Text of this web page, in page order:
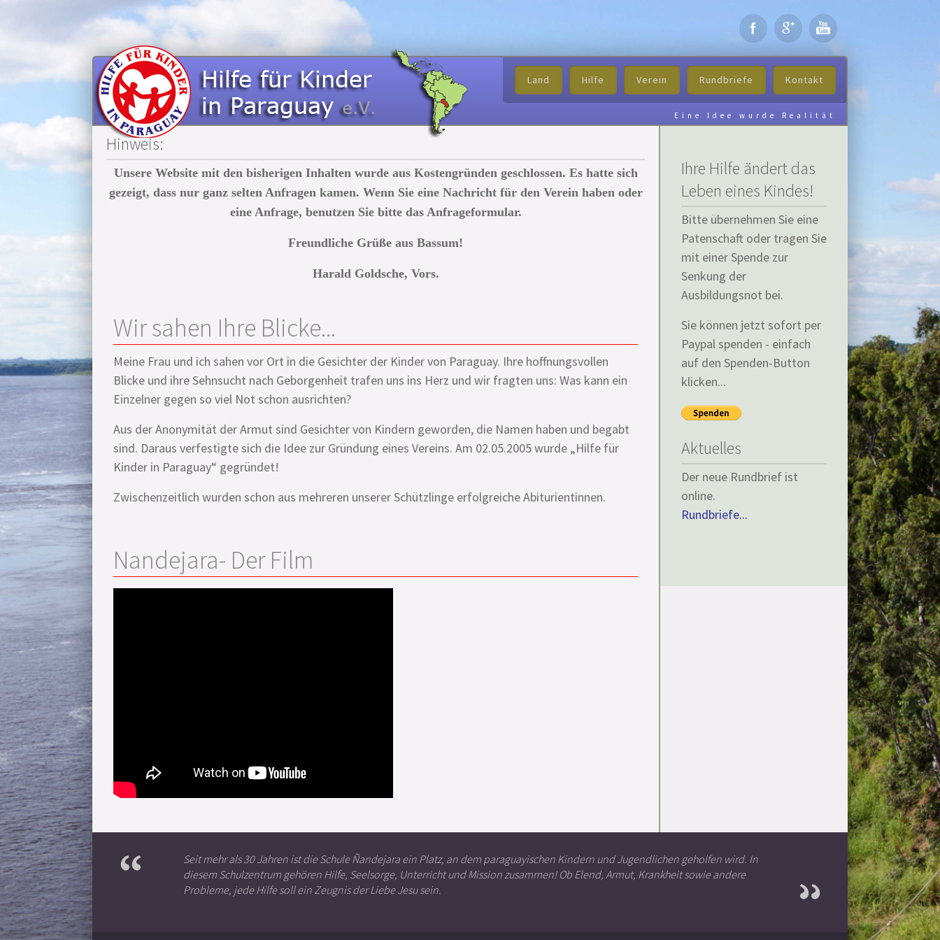
Land Hilfe Verein Rundbriefe Kontakt
Eine Idee wurde Realität
Ihre Hilfe ändert das
Leben eines Kindes!
Bitte übernehmen Sie eine
Patenschaft oder tragen Sie
mit einer Spende zur
Senkung der
Ausbildungsnot bei.
Sie können jetzt sofort per
Paypal spenden - einfach
auf den Spenden-Button
klicken...
Aktuelles
Der neue Rundbrief ist
online.
Rundbriefe...
Hinweis:
Unsere Website mit den bisherigen Inhalten wurde aus Kostengründen geschlossen. Es hatte sich
gezeigt, dass nur ganz selten Anfragen kamen. Wenn Sie eine Nachricht für den Verein haben oder
eine Anfrage, benutzen Sie bitte das Anfrageformular.
Freundliche Grüße aus Bassum!
Harald Goldsche, Vors.
Wir sahen Ihre Blicke...
Meine Frau und ich sahen vor Ort in die Gesichter der Kinder von Paraguay. Ihre hoffnungsvollen
Blicke und ihre Sehnsucht nach Geborgenheit trafen uns ins Herz und wir fragten uns: Was kann ein
Einzelner gegen so viel Not schon ausrichten?
Aus der Anonymität der Armut sind Gesichter von Kindern geworden, die Namen haben und begabt
sind. Daraus verfestigte sich die Idee zur Gründung eines Vereins. Am 02.05.2005 wurde „Hilfe für
Kinder in Paraguay“ gegründet!
Zwischenzeitlich wurden schon aus mehreren unserer Schützlinge erfolgreiche Abiturientinnen.
Nandejara- Der Film
Seit mehr als 30 Jahren ist die Schule Ñandejara ein Platz, an dem paraguayischen Kindern und Jugendlichen geholfen wird. In
diesem Schulzentrum gehören Hilfe, Seelsorge, Unterricht und Mission zusammen! Ob Elend, Armut, Krankheit sowie andere
Probleme, jede Hilfe soll ein Zeugnis der Liebe Jesu sein.